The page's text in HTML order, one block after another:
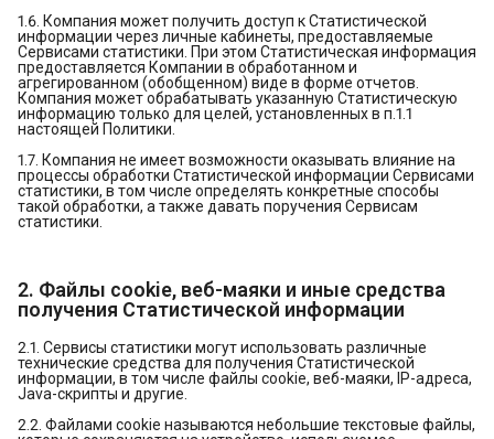
1.6. Компания может получить доступ к Статистической
информации через личные кабинеты, предоставляемые
Сервисами статистики. При этом Статистическая информация
предоставляется Компании в обработанном и
агрегированном (обобщенном) виде в форме отчетов.
Компания может обрабатывать указанную Статистическую
информацию только для целей, установленных в п.1.1
настоящей Политики.
1.7. Компания не имеет возможности оказывать влияние на
процессы обработки Статистической информации Сервисами
статистики, в том числе определять конкретные способы
такой обработки, а также давать поручения Сервисам
статистики.
2. Файлы cookie, веб-маяки и иные средства
получения Статистической информации
2.1. Сервисы статистики могут использовать различные
технические средства для получения Статистической
информации, в том числе файлы cookie, веб-маяки, IP-адреса,
Java-скрипты и другие.
2.2. Файлами cookie называются небольшие текстовые файлы,